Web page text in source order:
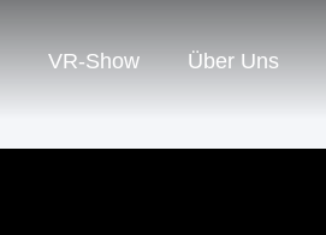
VR-Show Über Uns